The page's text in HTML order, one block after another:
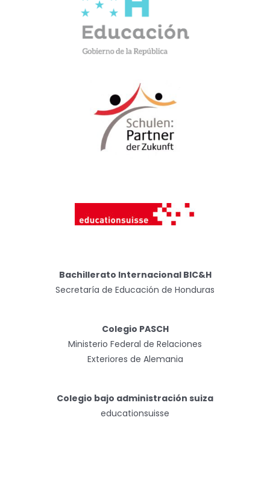
Bachillerato Internacional BIC&H
Secretaría de Educación de Honduras
Colegio PASCH
Ministerio Federal de Relaciones
Exteriores de Alemania
Colegio bajo administración suiza
educationsuisse